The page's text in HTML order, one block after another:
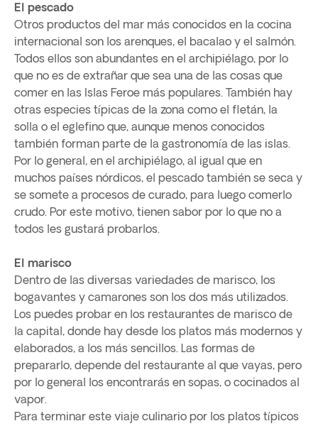
El pescado
Otros productos del mar más conocidos en la cocina
internacional son los arenques, el bacalao y el salmón.
Todos ellos son abundantes en el archipiélago, por lo
que no es de extrañar que sea una de las cosas que
comer en las Islas Feroe más populares. También hay
otras especies típicas de la zona como el fletán, la
solla o el eglefino que, aunque menos conocidos
también forman parte de la gastronomía de las islas.
Por lo general, en el archipiélago, al igual que en
muchos países nórdicos, el pescado también se seca y
se somete a procesos de curado, para luego comerlo
crudo. Por este motivo, tienen sabor por lo que no a
todos les gustará probarlos.
El marisco
Dentro de las diversas variedades de marisco, los
bogavantes y camarones son los dos más utilizados.
Los puedes probar en los restaurantes de marisco de
la capital, donde hay desde los platos más modernos y
elaborados, a los más sencillos. Las formas de
prepararlo, depende del restaurante al que vayas, pero
por lo general los encontrarás en sopas, o cocinados al
vapor.
Para terminar este viaje culinario por los platos típicos